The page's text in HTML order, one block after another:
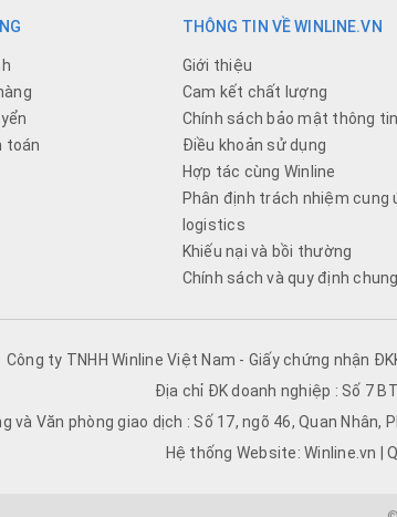
toán
THÔNG TIN VỀ WINLINE.VN
Giới thiệu
Cam kết chất lượng
Chính sách bảo mật thông tin
Điều khoản sử dụng
Hợp tác cùng Winline
Phân định trách nhiệm cung
logistics
Khiếu nại và bồi thường
Chính sách và quy định chung
Công ty TNHH Winline Việt Nam - Giấy chứng nhận
Địa chỉ ĐK doanh nghiệp : Số 7
và Văn phòng giao dịch : Số 17, ngõ 46, Quan
Hệ thống Website: Winline.vn |